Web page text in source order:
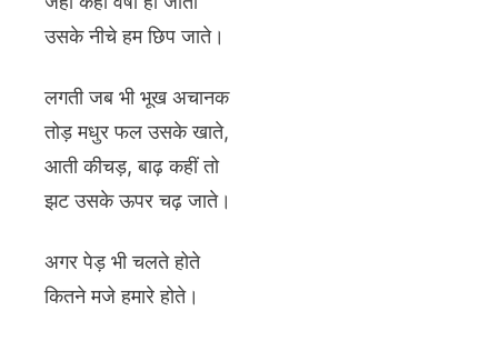
उसके नीचे हम छिप जाते।
लगती जब भी भूख अचानक
तोड़ मधुर फल उसके खाते,
आती कीचड़, बाढ़ कहीं तो
झट उसके ऊपर चढ़ जाते।
अगर पेड़ भी चलते होते
कितने मजे हमारे होते।